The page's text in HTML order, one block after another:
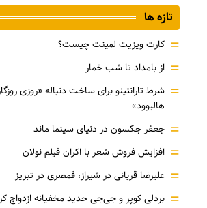
تازه ها
= کارت ویزیت لمینت چیست؟
= از بامداد تا شب خمار
= شرط تارانتینو برای ساخت دنباله «روزی
هالیوود»
= جعفر جکسون در دنیای سینما ماند
= افزایش فروش شعر با اکران فیلم نولان
= علیرضا قربانی در شیراز، قمصری در تبریز
= بردلی کوپر و جی‌جی حدید مخفیانه ازدواج